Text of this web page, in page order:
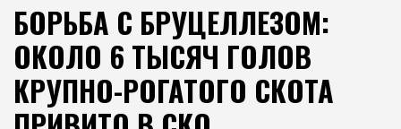
БОРЬБА С БРУЦЕЛЛЕЗОМ:
ОКОЛО 6 ТЫСЯЧ ГОЛОВ
КРУПНО-РОГАТОГО СКОТА